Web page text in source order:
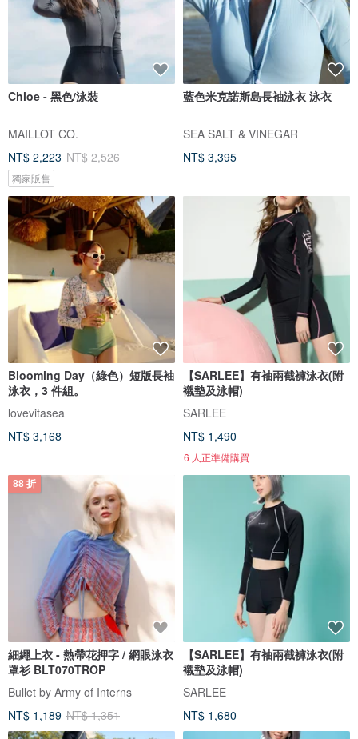
Chloe - 黑色/泳裝
MAILLOT CO.
NT$ 2,223 NT$ 2,526
獨家販售
藍色米克諾斯島長袖泳衣 泳衣
SEA SALT & VINEGAR
NT$ 3,395
Blooming Day（綠色）短版長袖
泳衣，3 件組。
lovevitasea
NT$ 3,168
【SARLEE】有袖兩截褲泳衣(附
襯墊及泳帽)
SARLEE
NT$ 1,490
6 人正準備購買
88 折
細繩上衣 - 熱帶花押字 / 網眼泳衣
罩衫 BLT070TROP
Bullet by Army of Interns
NT$ 1,189 NT$ 1,351
【SARLEE】有袖兩截褲泳衣(附
襯墊及泳帽)
SARLEE
NT$ 1,680